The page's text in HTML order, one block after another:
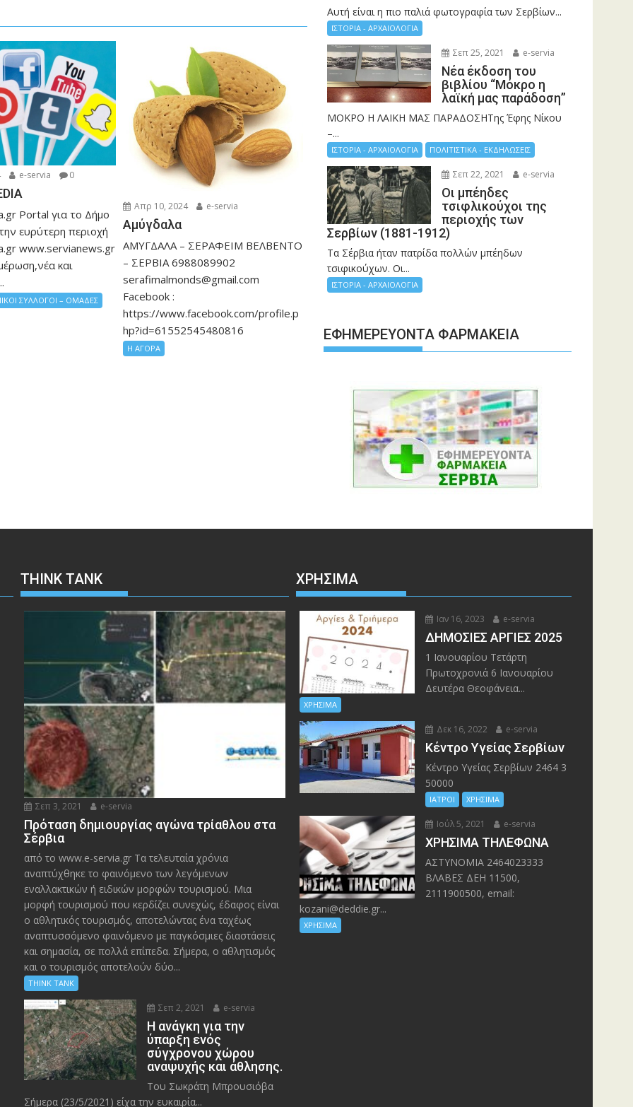
e-servia 0
Portal για το Δήμο
ευρύτερη περιοχή
www.servianews.gr
και
ΣΥΛΛΟΓΟΙ – ΟΜΑΔΕΣ
Απρ 10, 2024 e-servia
Αμύγδαλα
ΑΜΥΓΔΑΛΑ – ΣΕΡΑΦΕΙΜ ΒΕΛΒΕΝΤΟ
– ΣΕΡΒΙΑ 6988089902
serafimalmonds@gmail.com
Facebook :
https://www.facebook.com/profile.p
hp?id=61552545480816
Η ΑΓΟΡΑ
Αυτή είναι η πιο παλιά φωτογραφία των Σερβίων...
ΙΣΤΟΡΙΑ - ΑΡΧΑΙΟΛΟΓΙΑ
Σεπ 25, 2021 e-servia
Νέα έκδοση του
βιβλίου “Μόκρο η
λαϊκή μας παράδοση”
ΜΟΚΡΟ Η ΛΑΙΚΗ ΜΑΣ ΠΑΡΑΔΟΣΗΤης Έφης Νίκου
–...
ΙΣΤΟΡΙΑ - ΑΡΧΑΙΟΛΟΓΙΑ ΠΟΛΙΤΙΣΤΙΚΑ - ΕΚΔΗΛΩΣΕΙΣ
Σεπ 22, 2021 e-servia
Οι μπέηδες
τσιφλικούχοι της
περιοχής των
Σερβίων (1881-1912)
Τα Σέρβια ήταν πατρίδα πολλών μπέηδων
τσιφικούχων. Οι...
ΙΣΤΟΡΙΑ - ΑΡΧΑΙΟΛΟΓΙΑ
ΕΦΗΜΕΡΕΎΟΝΤΑ ΦΑΡΜΑΚΕΊΑ
THINK TANK
Σεπ 3, 2021 e-servia
Πρόταση δημιουργίας αγώνα τρίαθλου στα
Σέρβια
από το www.e-servia.gr Τα τελευταία χρόνια
αναπτύχθηκε το φαινόμενο των λεγόμενων
εναλλακτικών ή ειδικών μορφών τουρισμού. Μια
μορφή τουρισμού που κερδίζει συνεχώς, έδαφος είναι
ο αθλητικός τουρισμός, αποτελώντας ένα ταχέως
αναπτυσσόμενο φαινόμενο με παγκόσμιες διαστάσεις
και σημασία, σε πολλά επίπεδα. Σήμερα, ο αθλητισμός
και ο τουρισμός αποτελούν δύο...
THINK TANK
Σεπ 2, 2021 e-servia
Η ανάγκη για την
ύπαρξη ενός
σύγχρονου χώρου
αναψυχής και άθλησης.
Του Σωκράτη Μπρουσιόβα
Σήμερα (23/5/2021) είχα την ευκαιρία...
ΧΡΉΣΙΜΑ
Ιαν 16, 2023 e-servia
ΔΗΜΟΣΙΕΣ ΑΡΓΙΕΣ 2025
1 Ιανουαρίου Τετάρτη
Πρωτοχρονιά 6 Ιανουαρίου
Δευτέρα Θεοφάνεια...
ΧΡΗΣΙΜΑ
Δεκ 16, 2022 e-servia
Kέντρο Υγείας Σερβίων
Kέντρο Υγείας Σερβίων 2464 3
50000
ΙΑΤΡΟΙ ΧΡΗΣΙΜΑ
Ιούλ 5, 2021 e-servia
ΧΡΗΣΙΜΑ ΤΗΛΕΦΩΝΑ
ΑΣΤΥΝΟΜΙΑ 2464023333
ΒΛΑΒΕΣ ΔΕΗ 11500,
2111900500, email:
kozani@deddie.gr...
ΧΡΗΣΙΜΑ